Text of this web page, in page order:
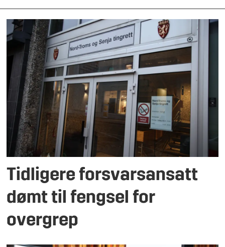
Tidligere forsvarsansatt
dømt til fengsel for
overgrep